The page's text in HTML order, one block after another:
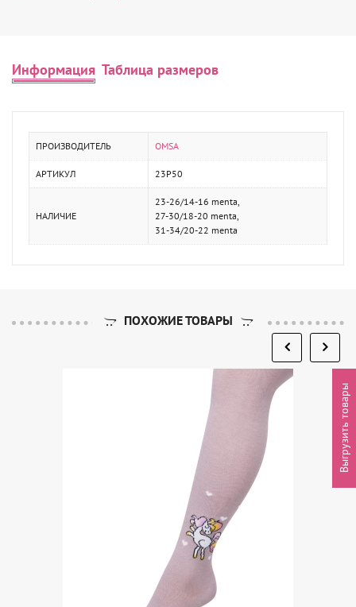
Информация Таблица размеров
ПРОИЗВОДИТЕЛЬ OMSA
АРТИКУЛ 23P50
НАЛИЧИЕ
23-26/14-16 menta,
27-30/18-20 menta,
31-34/20-22 menta
ПОХОЖИЕ ТОВАРЫ
Выгрузить товары